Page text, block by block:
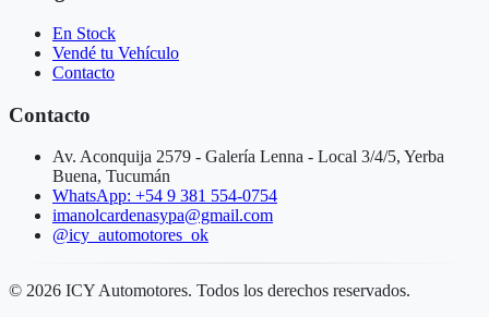
En Stock
Vendé tu Vehículo
Contacto
Contacto
Av. Aconquija 2579 - Galería Lenna - Local 3/4/5, Yerba
Buena, Tucumán
WhatsApp: +54 9 381 554-0754
imanolcardenasypa@gmail.com
@icy_automotores_ok
© 2026 ICY Automotores. Todos los derechos reservados.